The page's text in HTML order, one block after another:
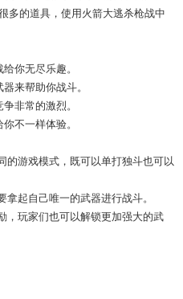
多的道具，使用火箭大逃杀枪战中
给你无尽乐趣。
来帮助你战斗。
非常的激烈。
不一样体验。
的游戏模式，既可以单打独斗也可以
起自己唯一的武器进行战斗。
，玩家们也可以解锁更加强大的武